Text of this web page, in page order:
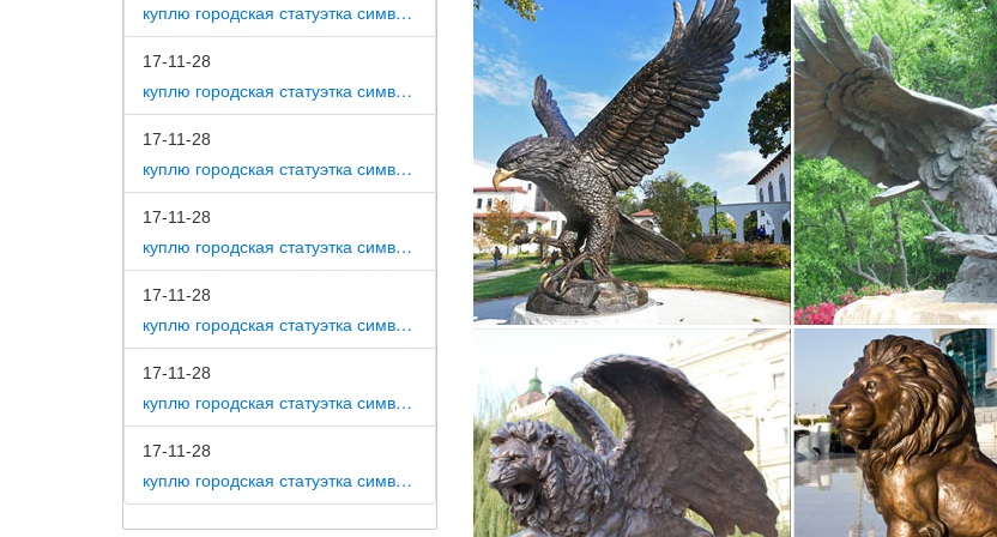
куплю городская статуэтка символ собака как вид изобразительного искусства
17-11-28
куплю городская статуэтка символ собака на постаменте
17-11-28
куплю городская статуэтка символ собака в романской скульптуре
17-11-28
куплю городская статуэтка символ собака в царском селе
17-11-28
куплю городская статуэтка символ собака в движении 7 класс
17-11-28
куплю городская статуэтка символ собака в скульптуре древней греции
17-11-28
куплю городская статуэтка символ собака в школе искусств
Статуэтки собак, более 1216 моделей в каталоге. Статуэтки
характеристики товара.Комплект из 6-Ти Фигурок "Собачка",
Статуэтки собак, купить фигурку собаки в интернет-магазине…
Интернет-магазин Lares.ru предлагает Вам купить фигурку
статуэтки собак с доставкой поНатуральный материал будет
человека с флорой и фауной.
Статуэтки и фигурки собаки, овчарки, спаниеля, мопса…
Интернет-магазин Art East предлагает купить фигурки собак и
выполненные в разных стилях и техниках комплектные наборы,
в…
символ года Собака статуэтки | Каталог
символ года Собака статуэтки. Показывать по: 9 18 27.Купить.
Китайские трактаты о статуэтках и фигурках животных…
Он – символ стабильности и устойчивости. Статуэтку из
или офисе.Собака Собака – самый мощный талисман для дома и
животного из природных…